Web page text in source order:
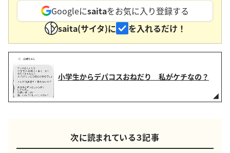
Googleにsaitaをお気に入り登録する
saita(サイタ)に
を入れるだけ！
小学生からデパコスおねだり 私がケチなの？
次に読まれている３記事